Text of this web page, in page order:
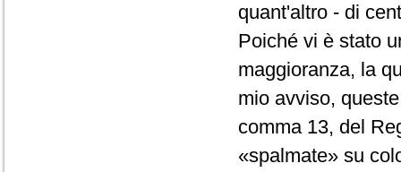
quant'altro - di
Poiché vi è stato
maggioranza, la
mio avviso,
comma 13, del
«spalmate» su